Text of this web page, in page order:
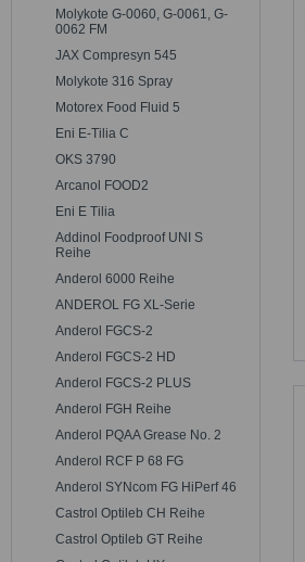
Molykote G-0060, G-0061, G-
0062 FM
JAX Compresyn 545
Molykote 316 Spray
Motorex Food Fluid 5
Eni E-Tilia C
OKS 3790
Arcanol FOOD2
Eni E Tilia
Addinol Foodproof UNI S
Reihe
Anderol 6000 Reihe
ANDEROL FG XL-Serie
Anderol FGCS-2
Anderol FGCS-2 HD
Anderol FGCS-2 PLUS
Anderol FGH Reihe
Anderol PQAA Grease No. 2
Anderol RCF P 68 FG
Anderol SYNcom FG HiPerf 46
Castrol Optileb CH Reihe
Castrol Optileb GT Reihe